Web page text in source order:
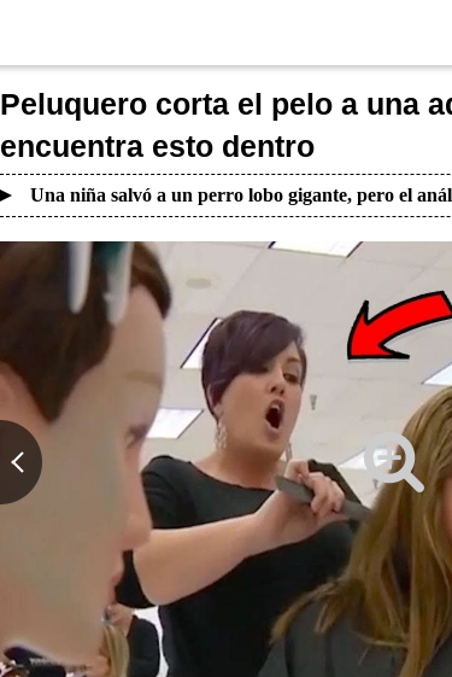
Peluquero corta el pelo a una
encuentra esto dentro
Una niña salvó a un perro lobo gigante, pero el